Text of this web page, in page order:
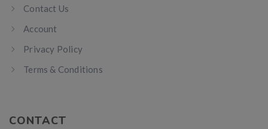
Contact Us
Account
Privacy Policy
Terms & Conditions
CONTACT